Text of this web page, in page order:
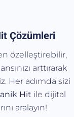
Çözümleri
özelleştirebilir,
arttırarak
Her adımda sizi
Hit ile dijital
aralayın!